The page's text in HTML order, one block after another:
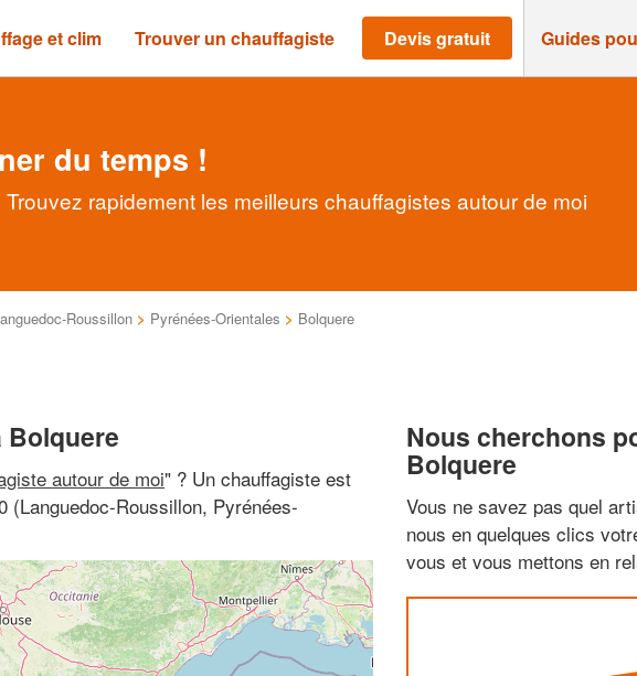
et clim Trouver un chauffagiste Devis gratuit Guides
du temps !
rapidement les meilleurs chauffagistes autour de moi
Roussillon > Pyrénées-Orientales > Bolquere
Bolquere
autour de moi" ? Un chauffagiste est
(Languedoc-Roussillon, Pyrénées-
Nous cherchons
Bolquere
Vous ne savez pas quel
nous en quelques clics
vous et vous mettons en